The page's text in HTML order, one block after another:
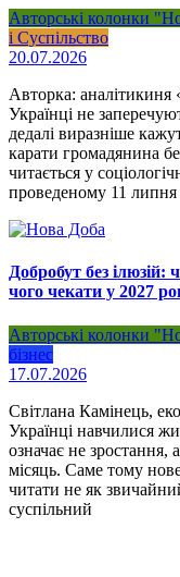
Авторські колонки
і Суспільство
20.07.2026
Авторка:
Українці не
дедалі виразніше
карати громадянина
читається у
проведеному 11 липня
Добробут без ілюзій:
чого чекати у 2027
Авторські колонки
бізнес
17.07.2026
Світлана Камінець,
Українці навчилися
означає не зростання,
місяць. Саме тому
читати не як
суспільний